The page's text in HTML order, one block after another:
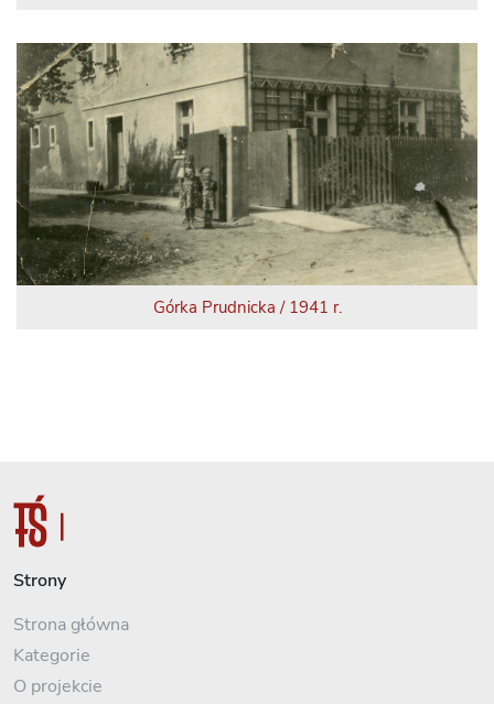
Górka Prudnicka / 1941 r.
Strony
Strona główna
Kategorie
O projekcie